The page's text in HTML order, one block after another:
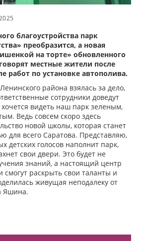
благоустройства парк
преобразится, а новая
на торте» обновленного
местные жители после
работ по установке автополива.
района взялась за дело,
сотрудники доведут
видеть наш парк зеленым,
Ведь совсем скоро здесь
новой школы, которая станет
для всего Саратова. Представляю,
детских голосов наполнит парк,
свои двери. Это будет не
знаний, а настоящий центр
смогут раскрыть свои таланты и
живущая неподалеку от
Яшина.